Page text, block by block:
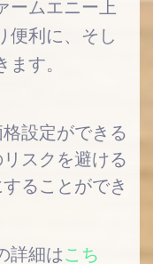
ームエニー上
便利に、そし
す。
設定ができる
スクを避ける
ることができ
詳細はこち